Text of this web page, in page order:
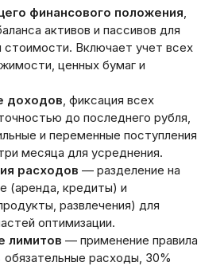
финансового положения,
активов и пассивов для
стоимости. Включает учет всех
ценных бумаг и
доходов, фиксация всех
до последнего рубля‚
и переменные поступления
месяца для усреднения.
расходов — разделение на
(аренда‚ кредиты) и
развлечения) для
оптимизации.
лимитов — применение правила
расходы‚ 30%